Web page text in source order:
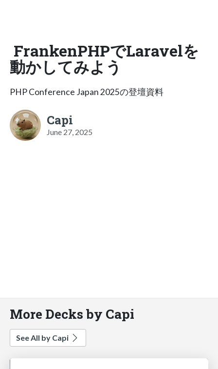
FrankenPHPでLaravelを
動かしてみよう
PHP Conference Japan 2025の登壇資料
Capi
June 27, 2025
More Decks by Capi
See All by Capi